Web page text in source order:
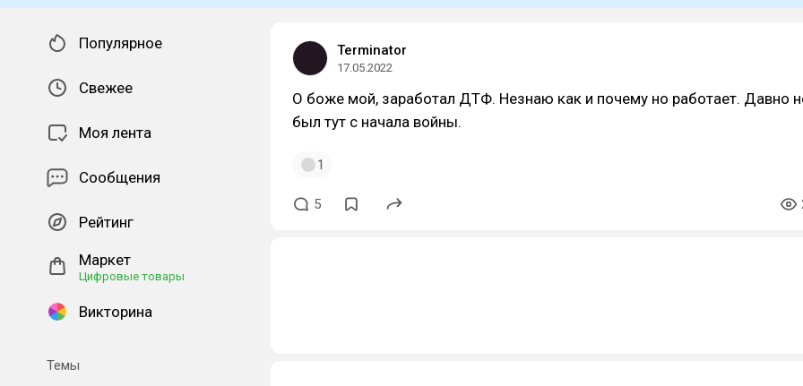
Популярное
Свежее
Моя лента
Сообщения
Рейтинг
Маркет
Цифровые товары
Викторина
Темы
Terminator
17.05.2022
О боже мой, заработал ДТФ. Незнаю как и почему но работает. Давно
был тут с начала войны.
1
5